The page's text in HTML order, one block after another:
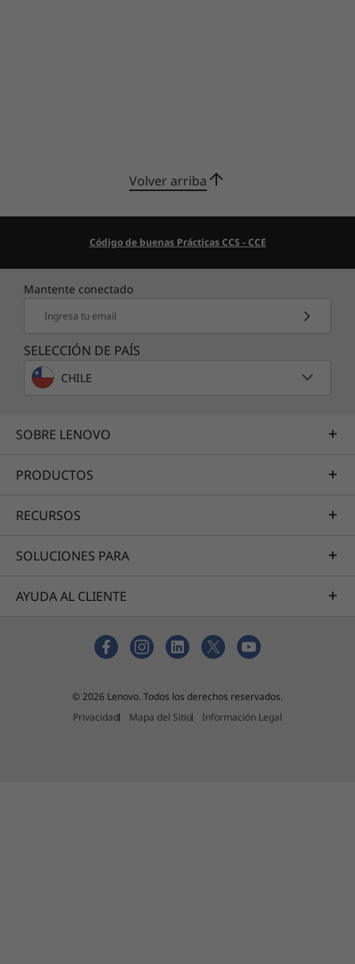
Volver arriba
Código de buenas Prácticas CCS - CCE
Mantente conectado
Ingresa tu email
SELECCIÓN DE PAÍS
CHILE
SOBRE LENOVO
PRODUCTOS
RECURSOS
SOLUCIONES PARA
AYUDA AL CLIENTE
© 2026 Lenovo. Todos los derechos reservados.
Privacidad
Mapa del Sitio Información Legal